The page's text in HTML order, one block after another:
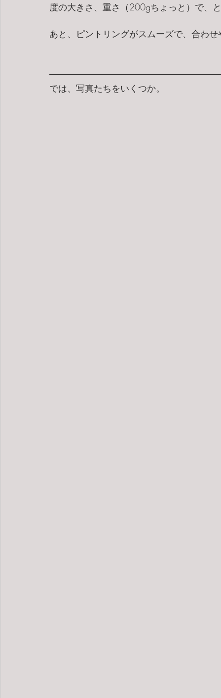
度の大きさ、重さ（200gちょっと）で、
あと、ピントリングがスムーズで、合わ
では、写真たちをいくつか。